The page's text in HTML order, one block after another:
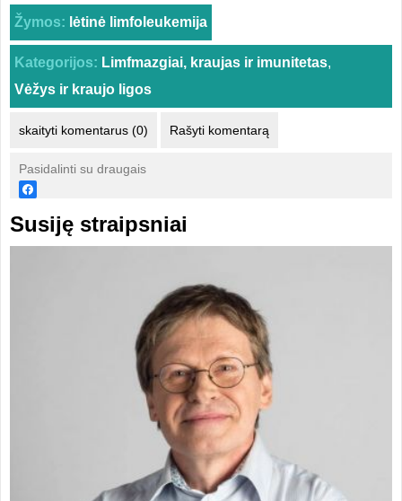
Žymos: lėtinė limfoleukemija
Kategorijos: Limfmazgiai, kraujas ir imunitetas,
Vėžys ir kraujo ligos
skaityti komentarus (0) Rašyti komentarą
Pasidalinti su draugais
Susiję straipsniai